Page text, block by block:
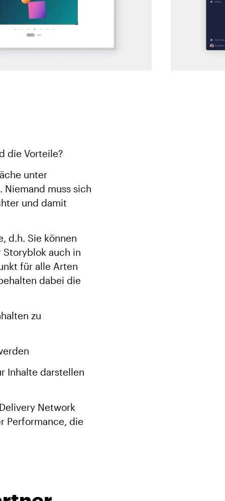
die Vorteile?
unter
Niemand muss sich
und damit
d.h. Sie können
auch in
für alle Arten
dabei die
zu
Inhalte darstellen
Network
Performance, die